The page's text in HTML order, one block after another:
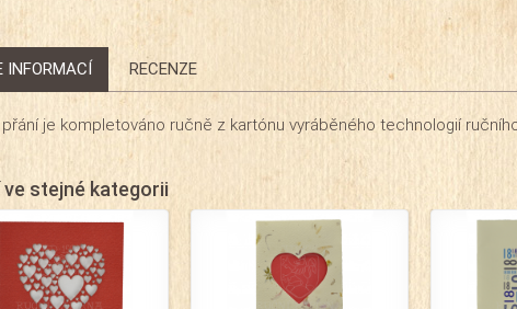
INFORMACÍ RECENZE
je kompletováno ručně z kartónu vyráběného technologií
ve stejné kategorii